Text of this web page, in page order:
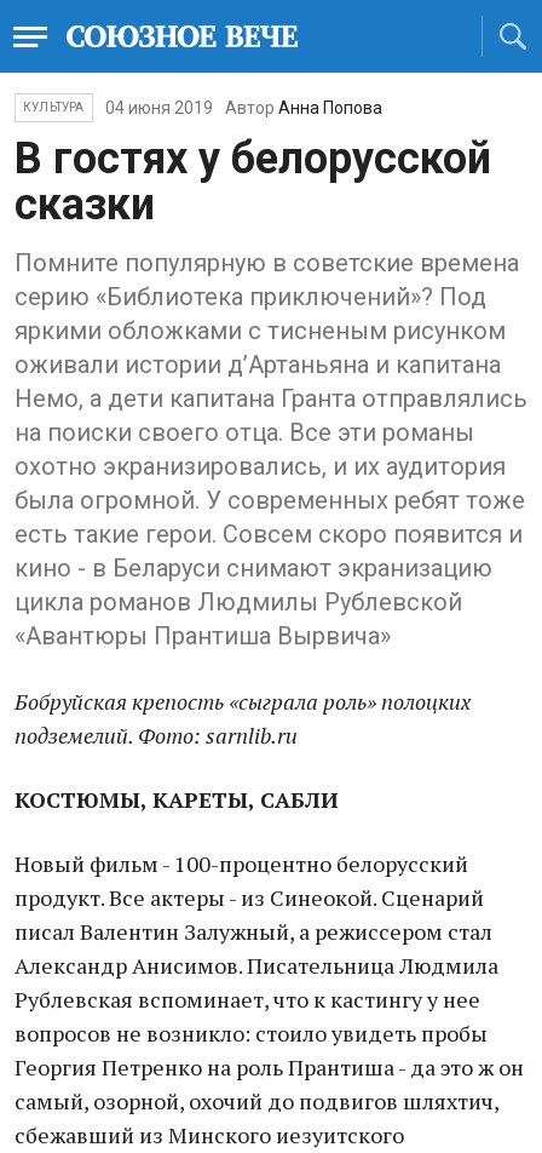
КУЛЬТУРА 04 июня 2019 Автор Анна Попова
В гостях у белорусской
сказки
Помните популярную в советские времена
серию «Библиотека приключений»? Под
яркими обложками с тисненым рисунком
оживали истории д’Артаньяна и капитана
Немо, а дети капитана Гранта отправлялись
на поиски своего отца. Все эти романы
охотно экранизировались, и их аудитория
была огромной. У современных ребят тоже
есть такие герои. Совсем скоро появится и
кино - в Беларуси снимают экранизацию
цикла романов Людмилы Рублевской
«Авантюры Прантиша Вырвича»
Бобруйская крепость «сыграла роль» полоцких
подземелий. Фото: sarnlib.ru
КОСТЮМЫ, КАРЕТЫ, САБЛИ
Новый фильм - 100-процентно белорусский
продукт. Все актеры - из Синеокой. Сценарий
писал Валентин Залужный, а режиссером стал
Александр Анисимов. Писательница Людмила
Рублевская вспоминает, что к кастингу у нее
вопросов не возникло: стоило увидеть пробы
Георгия Петренко на роль Прантиша - да это ж он
самый, озорной, охочий до подвигов шляхтич,
сбежавший из Минского иезуитского